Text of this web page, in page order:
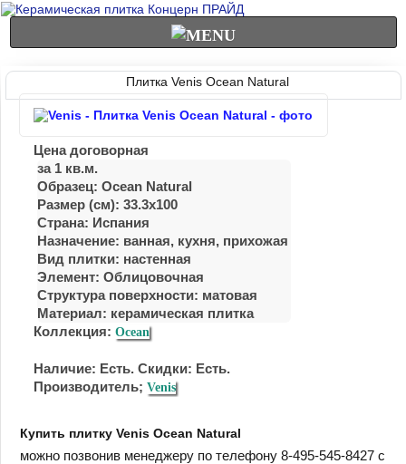
Плитка Venis Ocean Natural
Цена договорная
за 1 кв.м.
Образец: Ocean Natural
Размер (см): 33.3x100
Страна: Испания
Назначение: ванная, куxня, приxожая
Вид плитки: настенная
Элемент: Облицовочная
Структура поверхности: матовая
Материал: керамическая плитка
Коллекция: Ocean
Наличие: Есть. Скидки: Есть.
Производитель; Venis
Купить плитку Venis Ocean Natural
можно позвонив менеджеру по телефону 8-495-545-8427 с